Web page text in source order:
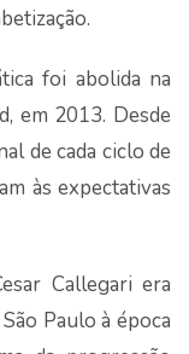
foi abolida na
em 2013. Desde
de cada ciclo de
às expectativas
Callegari era
Paulo à época